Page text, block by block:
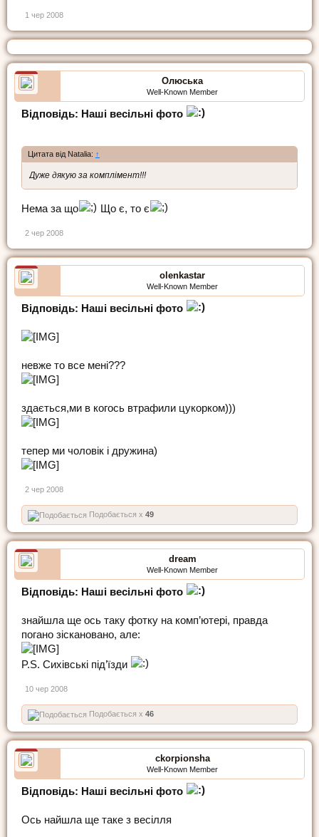
1 чер 2008
Олюська
Well-Known Member
Відповідь: Наші весільні фото
Цитата від Natalia: ↑
Дуже дякую за комплімент!!!
Нема за що Що є, то є
2 чер 2008
olenkastar
Well-Known Member
Відповідь: Наші весільні фото
невже то все мені???
здається,ми в когось втрафили цукорком)))
тепер ми чоловік і дружина)
2 чер 2008
Подобається x 49
dream
Well-Known Member
Відповідь: Наші весільні фото
знайшла ще ось таку фотку на комп’ютері, правда
погано зіскановано, але:
P.S. Сихівські під’їзди
10 чер 2008
Подобається x 46
ckorpionsha
Well-Known Member
Відповідь: Наші весільні фото
Ось найшла ще таке з весілля